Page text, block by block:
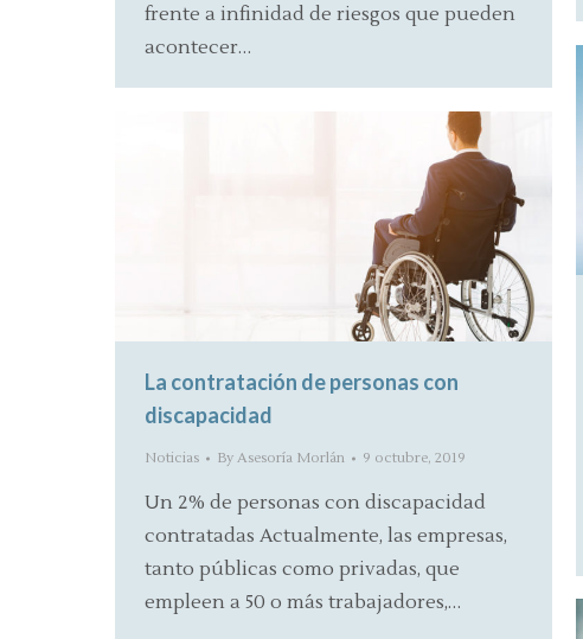
frente a infinidad de riesgos que pueden
acontecer…
La contratación de personas con
discapacidad
Noticias By Asesoría Morlán 9 octubre, 2019
Un 2% de personas con discapacidad
contratadas Actualmente, las empresas,
tanto públicas como privadas, que
empleen a 50 o más trabajadores,…